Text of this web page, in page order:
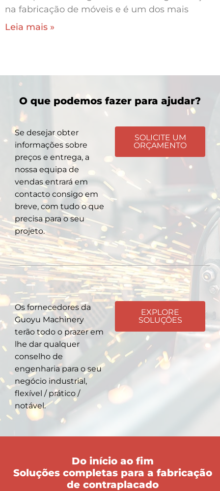
na fabricação de móveis e é um dos mais
Leia mais »
O que podemos fazer para ajudar?
Se desejar obter
informações sobre
preços e entrega, a
nossa equipa de
vendas entrará em
contacto consigo em
breve, com tudo o que
precisa para o seu
projeto.
SOLICITE UM
ORÇAMENTO
Os fornecedores da
Guoyu Machinery
terão todo o prazer em
lhe dar qualquer
conselho de
engenharia para o seu
negócio industrial,
flexível / prático /
notável.
EXPLORE
SOLUÇÕES
Do início ao fim
Soluções completas para a fabricação
de contraplacado